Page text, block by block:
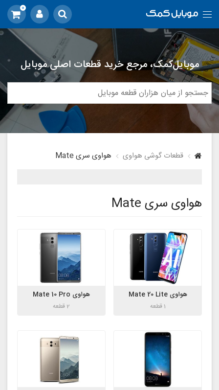
0
موبایل‌کمک، مرجع خرید قطعات اصلی موبایل
قطعات گوشی هواوی هواوی سری Mate
هواوی سری Mate
هواوی Mate 20 Lite
1 قطعه
هواوی Mate 10 Pro
2 قطعه